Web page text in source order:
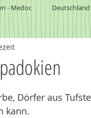
- Medoc
Dörfer aus
kann.